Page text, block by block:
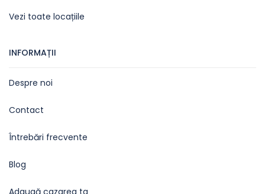
Vezi toate locațiile
INFORMAȚII
Despre noi
Contact
Întrebări frecvente
Blog
Adaugă cazarea ta